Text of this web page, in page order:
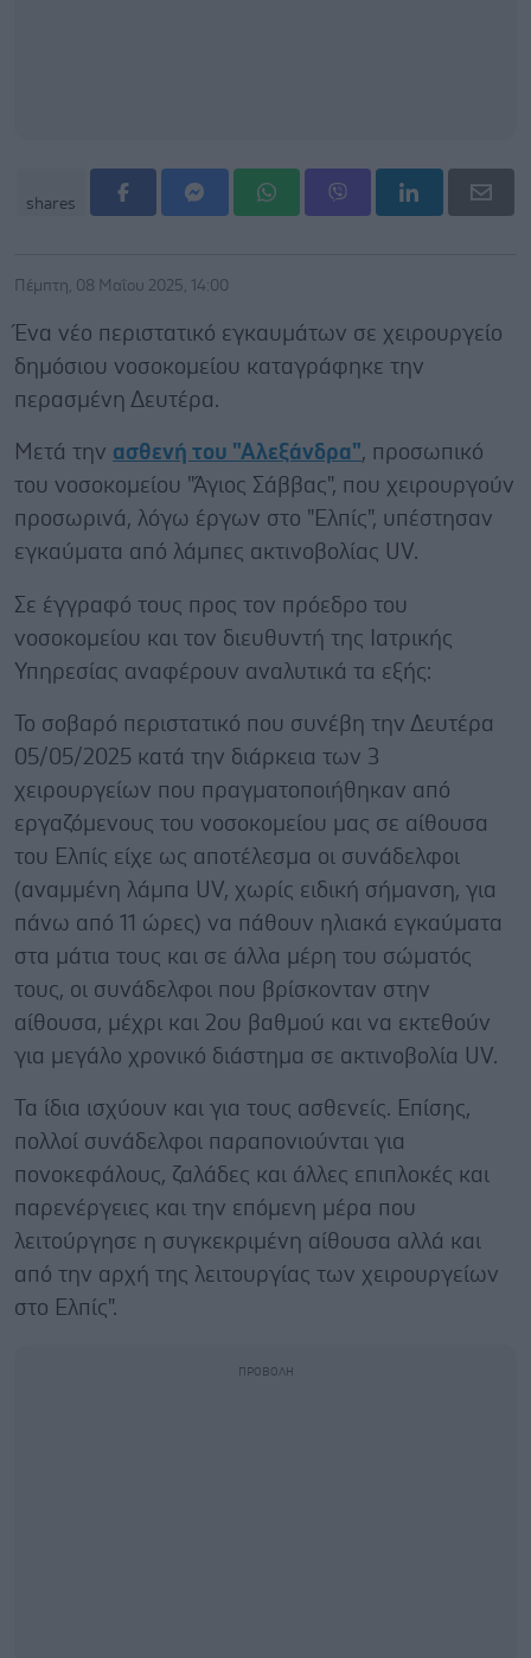
shares
Πέμπτη, 08 Μαΐου 2025, 14:00
Ένα νέο περιστατικό εγκαυμάτων σε χειρουργείο
δημόσιου νοσοκομείου καταγράφηκε την
περασμένη Δευτέρα.
Μετά την ασθενή του "Αλεξάνδρα", προσωπικό
του νοσοκομείου "Άγιος Σάββας", που χειρουργούν
προσωρινά, λόγω έργων στο "Ελπίς", υπέστησαν
εγκαύματα από λάμπες ακτινοβολίας UV.
Σε έγγραφό τους προς τον πρόεδρο του
νοσοκομείου και τον διευθυντή της Ιατρικής
Υπηρεσίας αναφέρουν αναλυτικά τα εξής:
Το σοβαρό περιστατικό που συνέβη την Δευτέρα
05/05/2025 κατά την διάρκεια των 3
χειρουργείων που πραγματοποιήθηκαν από
εργαζόμενους του νοσοκομείου μας σε αίθουσα
του Ελπίς είχε ως αποτέλεσμα οι συνάδελφοι
(αναμμένη λάμπα UV, χωρίς ειδική σήμανση, για
πάνω από 11 ώρες) να πάθουν ηλιακά εγκαύματα
στα μάτια τους και σε άλλα μέρη του σώματός
τους, οι συνάδελφοι που βρίσκονταν στην
αίθουσα, μέχρι και 2ου βαθμού και να εκτεθούν
για μεγάλο χρονικό διάστημα σε ακτινοβολία UV.
Τα ίδια ισχύουν και για τους ασθενείς. Επίσης,
πολλοί συνάδελφοι παραπονιούνται για
πονοκεφάλους, ζαλάδες και άλλες επιπλοκές και
παρενέργειες και την επόμενη μέρα που
λειτούργησε η συγκεκριμένη αίθουσα αλλά και
από την αρχή της λειτουργίας των χειρουργείων
στο Ελπίς".